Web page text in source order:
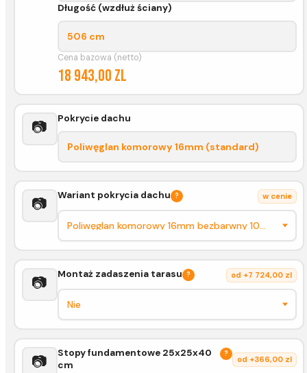
Długość (wzdłuż ściany)
506 cm
Cena bazowa (netto)
18 943,00 zl
📷 Pokrycie dachu
Poliwęglan komorowy 16mm (standard)
📷 Wariant pokrycia dachu ? w cenie
📷 Montaż zadaszenia tarasu ? od +7 724,00 zl
📷
Stopy fundamentowe 25x25x40
cm
?
od +366,00 zl